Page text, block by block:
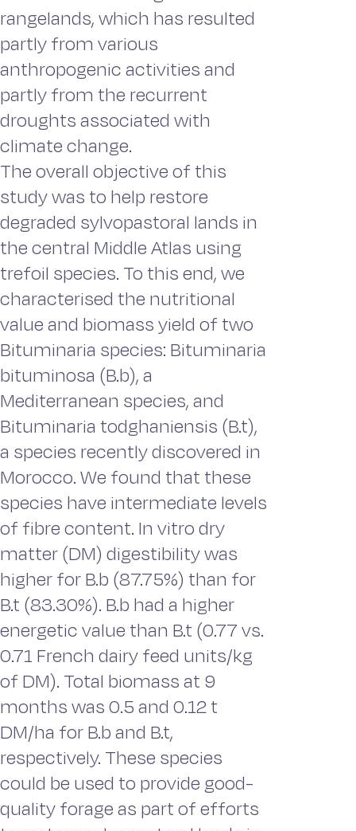
rangelands, which has resulted
partly from various
anthropogenic activities and
partly from the recurrent
droughts associated with
climate change.
The overall objective of this
study was to help restore
degraded sylvopastoral lands in
the central Middle Atlas using
trefoil species. To this end, we
characterised the nutritional
value and biomass yield of two
Bituminaria species: Bituminaria
bituminosa (B.b), a
Mediterranean species, and
Bituminaria todghaniensis (B.t),
a species recently discovered in
Morocco. We found that these
species have intermediate levels
of fibre content. In vitro dry
matter (DM) digestibility was
higher for B.b (87.75%) than for
B.t (83.30%). B.b had a higher
energetic value than B.t (0.77 vs.
0.71 French dairy feed units/kg
of DM). Total biomass at 9
months was 0.5 and 0.12 t
DM/ha for B.b and B.t,
respectively. These species
could be used to provide good-
quality forage as part of efforts